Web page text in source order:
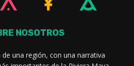
NOSOTROS
una región, con una narrativa